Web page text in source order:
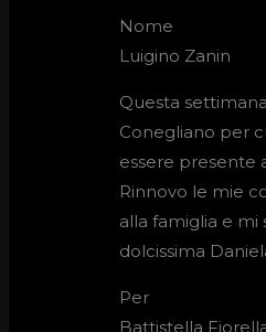
Nome
Luigino Zanin
Questa
Conegliano per
essere presente
Rinnovo le mie
alla famiglia e mi
dolcissima
Per
Battistella